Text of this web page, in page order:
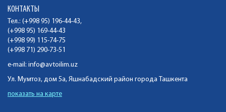
КОНТАКТЫ
Тел.: (+998 95) 196-44-43,
(+998 95) 169-44-43
(+998 99) 115-74-75
(+998 71) 290-73-51
e-mail: info@avtoilim.uz
Ул. Мумтоз, дом 5а, Яшнабадский район города Ташкента
показать на карте